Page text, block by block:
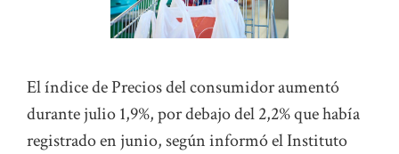
El índice de Precios del consumidor aumentó
durante julio 1,9%, por debajo del 2,2% que había
registrado en junio, según informó el Instituto